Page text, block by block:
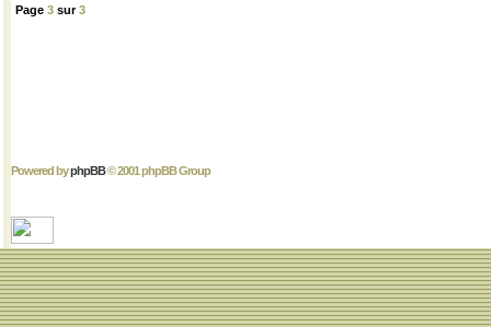
Page 3 sur3
Powered byphpBB© 2001 phpBB Group